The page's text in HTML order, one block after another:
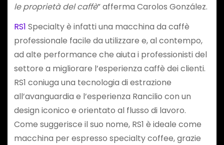
le proprietà del caffè” afferma Carolos González.
RS1 Specialty è infatti una macchina da caffè
professionale facile da utilizzare e, al contempo,
ad alte performance che aiuta i professionisti del
settore a migliorare l’esperienza caffè dei clienti.
RS1 coniuga una tecnologia di estrazione
all’avanguardia e l’esperienza Rancilio con un
design iconico e orientato al flusso di lavoro.
Come suggerisce il suo nome, RS1 è ideale come
macchina per espresso specialty coffee, grazie